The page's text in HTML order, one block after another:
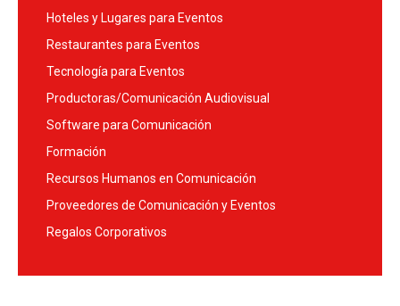
Hoteles y Lugares para Eventos
Restaurantes para Eventos
Tecnología para Eventos
Productoras/Comunicación Audiovisual
Software para Comunicación
Formación
Recursos Humanos en Comunicación
Proveedores de Comunicación y Eventos
Regalos Corporativos